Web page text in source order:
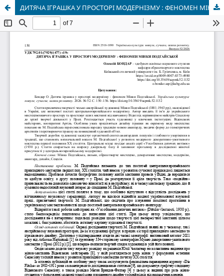
ДИТЯЧА ІГРАШКА У ПРОСТОРІ МОДЕРНІЗМУ : ФЕНОМЕН МІНКИ ПОДГАЙСЬКОЇ